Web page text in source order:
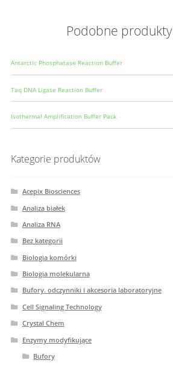
Podobne produkty
Antarctic Phosphatase Reaction Buffer
Taq DNA Ligase Reaction Buffer
Isothermal Amplification Buffer Pack
Kategorie produktów
Acepix Biosciences
Analiza białek
Analiza RNA
Bez kategorii
Biologia komórki
Biologia molekularna
Bufory. odczynniki i akcesoria laboratoryjne
Cell Signaling Technology
Crystal Chem
Enzymy modyfikujące
Bufory